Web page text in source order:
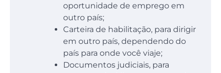
oportunidade de emprego em
outro país;
Carteira de habilitação, para dirigir
em outro país, dependendo do
país para onde você viaje;
Documentos judiciais, para